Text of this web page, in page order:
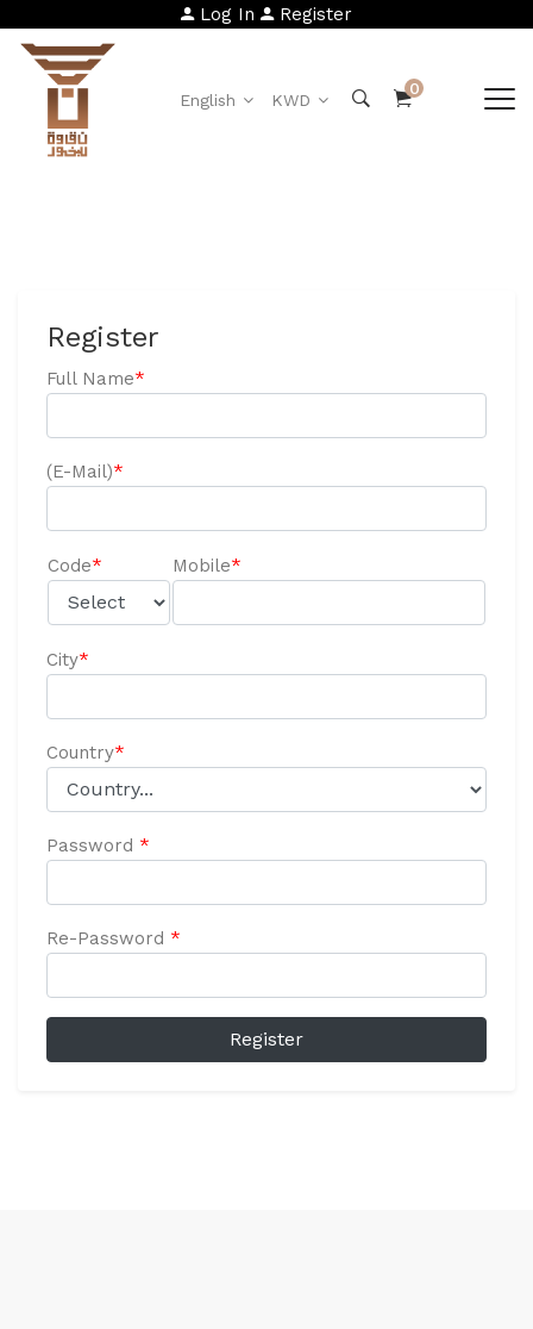
Log In Register
English KWD
0
Register
Full Name*
(E-Mail)*
Code* Mobile*
City*
Country*
Password *
Re-Password *
Register